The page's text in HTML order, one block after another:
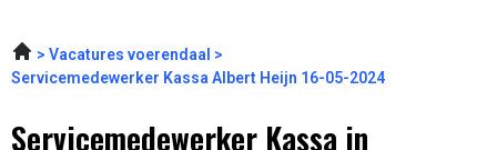
Vacatures voerendaal
Servicemedewerker Kassa Albert Heijn 16-05-2024
Servicemedewerker Kassa in